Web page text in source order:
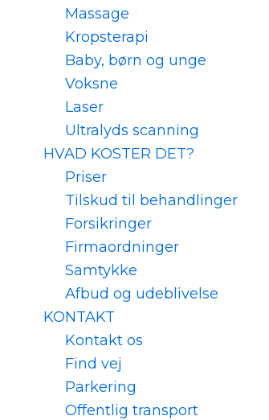
Massage
Kropsterapi
Baby, børn og unge
Voksne
Laser
Ultralyds scanning
HVAD KOSTER DET?
Priser
Tilskud til behandlinger
Forsikringer
Firmaordninger
Samtykke
Afbud og udeblivelse
KONTAKT
Kontakt os
Find vej
Parkering
Offentlig transport